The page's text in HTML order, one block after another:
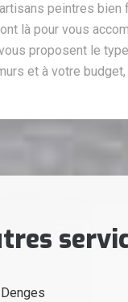
peintres bien
là pour vous
proposent le
et à votre